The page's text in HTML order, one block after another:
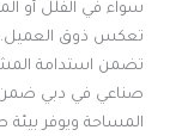
سواء في الفلل أو
تعكس ذوق العميل.
تضمن استدامة
صناعي في دبي ضمن
المساحة ويوفر